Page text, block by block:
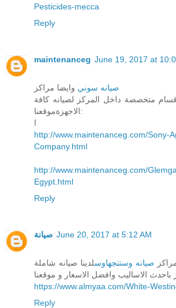
Pesticides-mecca
Reply
maintenanceg June 19, 2017 at
صيانه سوني وايضا مراكز
اقسام متخصصة داخل المركز لصيانه كافة
الاجهزةموقعنا:
ا
http://www.maintenanceg.com/Sony-
Company.html
http://www.maintenanceg.com/
Egypt.html
Reply
صيانة June 20, 2017 at 5:12 AM
صيانه وستنجهاوسلدينا صيانه شاملة
https://www.almyaa.com/White-
Reply